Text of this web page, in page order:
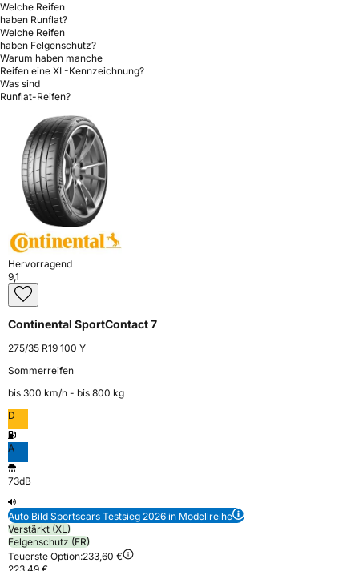
Welche Reifen
haben Runflat?
Welche Reifen
haben Felgenschutz?
Warum haben manche
Reifen eine XL-Kennzeichnung?
Was sind
Runflat-Reifen?
Hervorragend
9,1
Continental SportContact 7
275/35 R19 100 Y
Sommerreifen
bis 300 km⁠/⁠h - bis 800 kg
D
A
73dB
Auto Bild Sportscars Testsieg 2026 in Modellreihe
Verstärkt (XL)
Felgenschutz (FR)
Teuerste Option:233,60 €